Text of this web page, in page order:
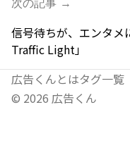
次の記事 →
信号待ちが、エンタ
Traffic Light」
広告くんとはタグ一覧
© 2026 広告くん